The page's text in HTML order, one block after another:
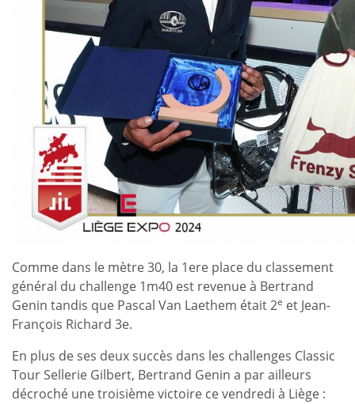
Comme dans le mètre 30, la 1ere place du classement
général du challenge 1m40 est revenue à Bertrand
Genin tandis que Pascal Van Laethem était 2e et Jean-
François Richard 3e.
En plus de ses deux succès dans les challenges Classic
Tour Sellerie Gilbert, Bertrand Genin a par ailleurs
décroché une troisième victoire ce vendredi à Liège :